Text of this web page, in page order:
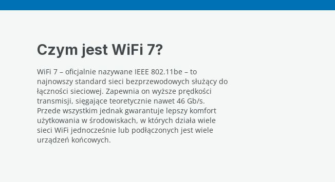
Czym jest WiFi 7?
WiFi 7 – oficjalnie nazywane IEEE 802.11be – to
najnowszy standard sieci bezprzewodowych służący do
łączności sieciowej. Zapewnia on wyższe prędkości
transmisji, sięgające teoretycznie nawet 46 Gb/s.
Przede wszystkim jednak gwarantuje lepszy komfort
użytkowania w środowiskach, w których działa wiele
sieci WiFi jednocześnie lub podłączonych jest wiele
urządzeń końcowych.